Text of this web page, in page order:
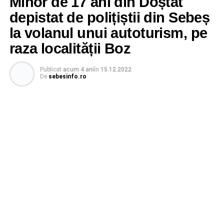
depistat de polițiștii din Sebeș
la volanul unui autoturism, pe
raza localității Boz
Publicat acum 4 aniîn 15.12.2022
De sebesinfo.ro